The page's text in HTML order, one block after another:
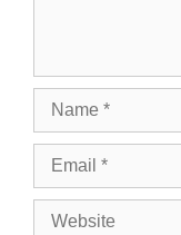
Name
Email
Website